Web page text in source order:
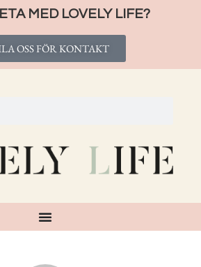
MED LOVELY LIFE?
OSS FÖR KONTAKT